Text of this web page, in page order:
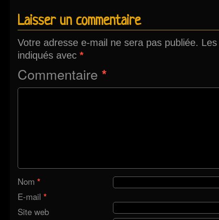
Laisser un commentaire
Votre adresse e-mail ne sera pas publiée.
indiqués avec *
Commentaire *
Nom *
E-mail *
Site web